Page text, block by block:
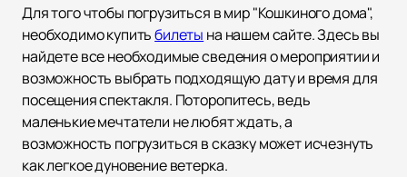
Для того чтобы погрузиться в мир "Кошкиного дома",
необходимо купитьбилеты на нашем сайте. Здесь вы
найдете все необходимые сведения о мероприятии и
возможность выбрать подходящую дату и время для
посещения спектакля. Поторопитесь, ведь
маленькие мечтатели не любят ждать, а
возможность погрузиться в сказку может исчезнуть
как легкое дуновение ветерка.